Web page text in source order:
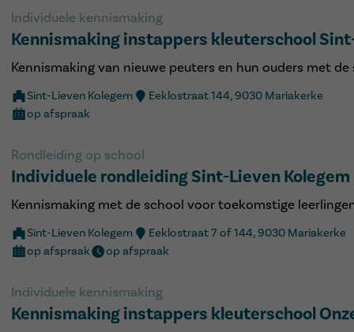
Individuele kennismaking
Kennismaking instappers kleuterschool
Kennismaking van nieuwe peuters en hun ouders met de
Sint-Lieven Kolegem
Eeklostraat 144, 9030 Mariakerke
op afspraak
Rondleiding op school
Individuele rondleiding Sint-Lieven Kolegem
Kennismaking met de school voor toekomstige
Sint-Lieven Kolegem
Eeklostraat 7 of 144, 9030 Mariakerke
op afspraak
op afspraak
Individuele kennismaking
Kennismaking instappers kleuterschool